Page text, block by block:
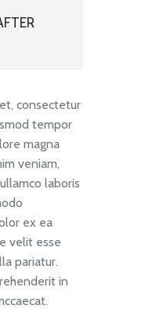
consectetur
tempor
magna
veniam,
laboris
ex ea
velit esse
pariatur.
in